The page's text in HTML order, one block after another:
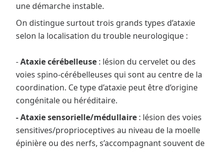
une démarche instable.
On distingue surtout trois grands types d’ataxie
selon la localisation du trouble neurologique :
-Ataxie cérébelleuse : lésion du cervelet ou des
voies spino-cérébelleuses qui sont au centre de la
coordination. Ce type d’ataxie peut être d’origine
congénitale ou héréditaire.
- Ataxie sensorielle/médullaire : lésion des voies
sensitives/proprioceptives au niveau de la moelle
épinière ou des nerfs, s’accompagnant souvent de